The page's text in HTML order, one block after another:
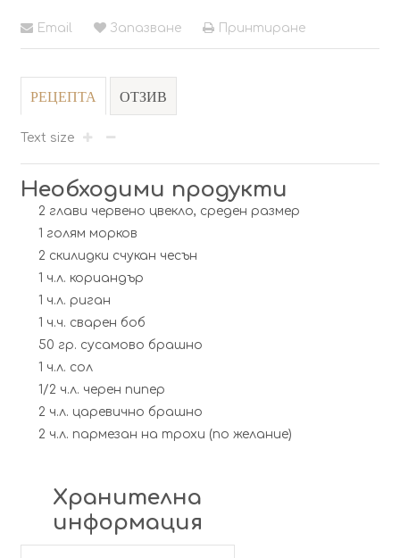
Email Запазване Принтиране
РЕЦЕПТА ОТЗИВ
Text size
Необходими продукти
2 глави червено цвекло, среден размер
1 голям морков
2 скилидки счукан чесън
1 ч.л. кориандър
1 ч.л. риган
1 ч.ч. сварен боб
50 гр. сусамово брашно
1 ч.л. сол
1/2 ч.л. черен пипер
2 ч.л. царевично брашно
2 ч.л. пармезан на трохи (по желание)
Хранителна
информация